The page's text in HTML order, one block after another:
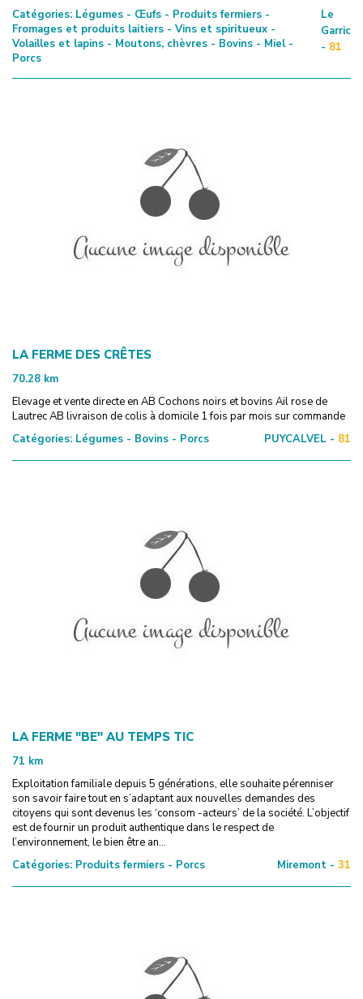
Catégories: Légumes - Œufs - Produits fermiers -
Fromages et produits laitiers - Vins et spiritueux -
Volailles et lapins - Moutons, chèvres - Bovins - Miel -
Porcs
Le
Garric
- 81
LA FERME DES CRÊTES
70.28 km
Elevage et vente directe en AB Cochons noirs et bovins Ail rose de
Lautrec AB livraison de colis à domicile 1 fois par mois sur commande
Catégories: Légumes - Bovins - Porcs PUYCALVEL - 81
LA FERME "BE" AU TEMPS TIC
71 km
Exploitation familiale depuis 5 générations, elle souhaite pérenniser
son savoir faire tout en s’adaptant aux nouvelles demandes des
citoyens qui sont devenus les ‘consom -acteurs’ de la société. L’objectif
est de fournir un produit authentique dans le respect de
l’environnement, le bien être an...
Catégories: Produits fermiers - Porcs Miremont - 31